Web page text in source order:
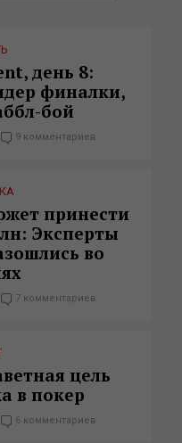
день 8:
финалки,
бой
9 комментариев
принести
Эксперты
во
7 комментариев
цель
в покер
6 комментариев